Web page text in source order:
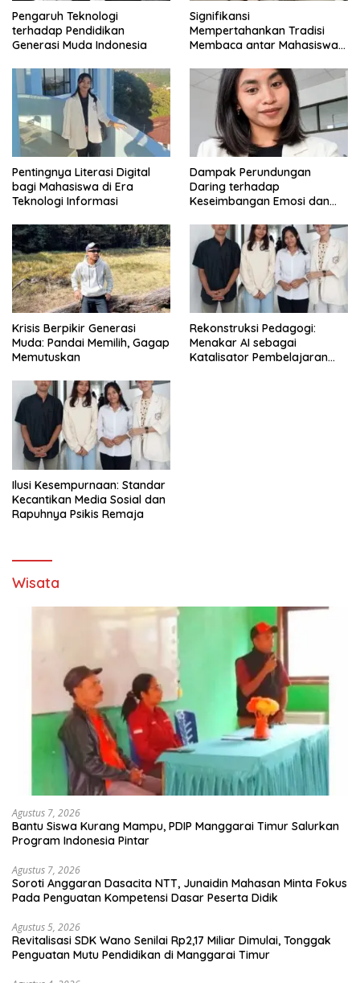
Pengaruh Teknologi
terhadap Pendidikan
Generasi Muda Indonesia
Signifikansi
Mempertahankan Tradisi
Membaca antar Mahasiswa
Pentingnya Literasi Digital
bagi Mahasiswa di Era
Teknologi Informasi
Dampak Perundungan
Daring terhadap
Keseimbangan Emosi dan
Krisis Berpikir Generasi
Muda: Pandai Memilih, Gagap
Memutuskan
Rekonstruksi Pedagogi:
Menakar AI sebagai
Katalisator Pembelajaran
Ilusi Kesempurnaan: Standar
Kecantikan Media Sosial dan
Rapuhnya Psikis Remaja
Wisata
Agustus 7, 2026
Bantu Siswa Kurang Mampu, PDIP Manggarai Timur Salurkan
Program Indonesia Pintar
Agustus 7, 2026
Soroti Anggaran Dasacita NTT, Junaidin Mahasan Minta Fokus
Pada Penguatan Kompetensi Dasar Peserta Didik
Agustus 5, 2026
Revitalisasi SDK Wano Senilai Rp2,17 Miliar Dimulai, Tonggak
Penguatan Mutu Pendidikan di Manggarai Timur